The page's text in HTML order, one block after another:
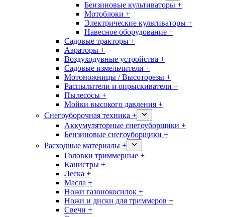
Бензиновые культиваторы +
Мотоблоки +
Электрические культиваторы +
Навесное оборудование +
Садовые тракторы +
Аэраторы +
Воздуходувные устройства +
Садовые измельчители +
Мотоножницы / Высоторезы +
Распылители и опрыскиватели +
Пылесосы +
Мойки высокого давления +
Снегоуборочная техника +
Аккумуляторные снегоуборщики +
Бензиновые снегоуборщики +
Расходные материалы +
Головки триммерные +
Канистры +
Леска +
Масла +
Ножи газонокосилок +
Ножи и диски для триммеров +
Свечи +